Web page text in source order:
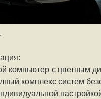
компьютер с цветным
комплекс систем